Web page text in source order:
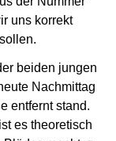
uns korrekt
beiden jungen
Nachmittag
entfernt stand.
es theoretisch